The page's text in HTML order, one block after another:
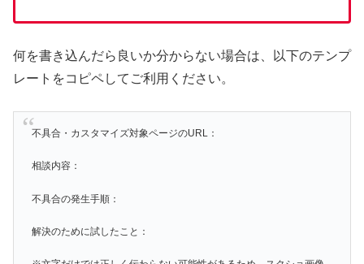
何を書き込んだら良いか分からない場合は、以下のテンプ
レートをコピペしてご利用ください。
不具合・カスタマイズ対象ページのURL：
相談内容：
不具合の発生手順：
解決のために試したこと：